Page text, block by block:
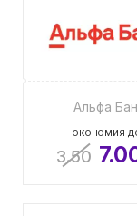
Альфа
ЭКОНОМИЯ
3.50